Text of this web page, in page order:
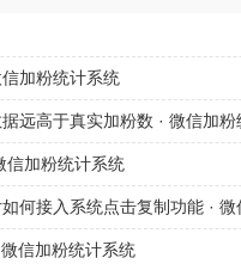
加粉统计系统
远高于真实加粉数 · 微信加
信加粉统计系统
何接入系统点击复制功能 ·
信加粉统计系统